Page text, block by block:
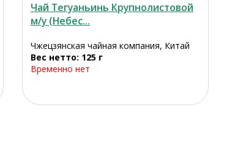
Чай Тегуаньинь Крупнолистовой
м/у (Небес...
Чжецзянская чайная компания, Китай
Вес нетто: 125 г
Временно нет